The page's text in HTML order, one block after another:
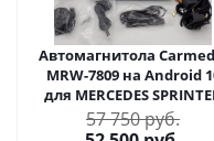
Автомагнитола
MRW-7809 на Android
для MERCEDES
57 750 руб.